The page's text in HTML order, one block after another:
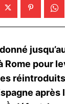
le1.ma